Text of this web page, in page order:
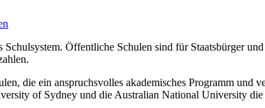
Öffentliche Schulen sind für Staatsbürger
die ein anspruchsvolles akademisches Programm und
of Sydney und die Australian National University die